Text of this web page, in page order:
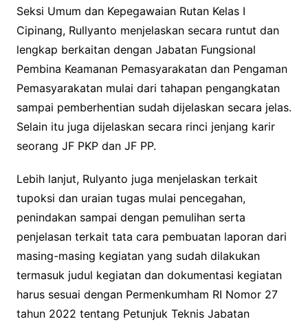
Seksi Umum dan Kepegawaian Rutan Kelas I
Cipinang, Rullyanto menjelaskan secara runtut dan
lengkap berkaitan dengan Jabatan Fungsional
Pembina Keamanan Pemasyarakatan dan Pengaman
Pemasyarakatan mulai dari tahapan pengangkatan
sampai pemberhentian sudah dijelaskan secara jelas.
Selain itu juga dijelaskan secara rinci jenjang karir
seorang JF PKP dan JF PP.
Lebih lanjut, Rulyanto juga menjelaskan terkait
tupoksi dan uraian tugas mulai pencegahan,
penindakan sampai dengan pemulihan serta
penjelasan terkait tata cara pembuatan laporan dari
masing-masing kegiatan yang sudah dilakukan
termasuk judul kegiatan dan dokumentasi kegiatan
harus sesuai dengan Permenkumham RI Nomor 27
tahun 2022 tentang Petunjuk Teknis Jabatan